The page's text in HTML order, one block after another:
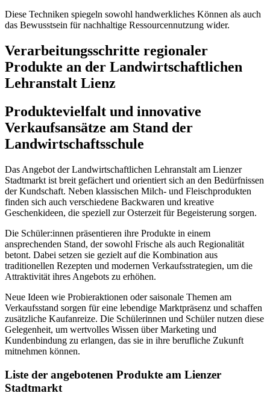
Diese Techniken spiegeln sowohl handwerkliches Können als auch
das Bewusstsein für nachhaltige Ressourcennutzung wider.
Verarbeitungsschritte regionaler
Produkte an der Landwirtschaftlichen
Lehranstalt Lienz
Produktevielfalt und innovative
Verkaufsansätze am Stand der
Landwirtschaftsschule
Das Angebot der Landwirtschaftlichen Lehranstalt am Lienzer
Stadtmarkt ist breit gefächert und orientiert sich an den Bedürfnissen
der Kundschaft. Neben klassischen Milch- und Fleischprodukten
finden sich auch verschiedene Backwaren und kreative
Geschenkideen, die speziell zur Osterzeit für Begeisterung sorgen.
Die Schüler:innen präsentieren ihre Produkte in einem
ansprechenden Stand, der sowohl Frische als auch Regionalität
betont. Dabei setzen sie gezielt auf die Kombination aus
traditionellen Rezepten und modernen Verkaufsstrategien, um die
Attraktivität ihres Angebots zu erhöhen.
Neue Ideen wie Probieraktionen oder saisonale Themen am
Verkaufsstand sorgen für eine lebendige Marktpräsenz und schaffen
zusätzliche Kaufanreize. Die Schülerinnen und Schüler nutzen diese
Gelegenheit, um wertvolles Wissen über Marketing und
Kundenbindung zu erlangen, das sie in ihre berufliche Zukunft
mitnehmen können.
Liste der angebotenen Produkte am Lienzer
Stadtmarkt